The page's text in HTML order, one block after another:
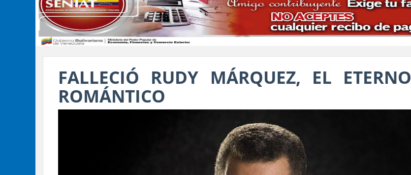
FALLECIÓ RUDY MÁRQUEZ, EL ETERNO
ROMÁNTICO